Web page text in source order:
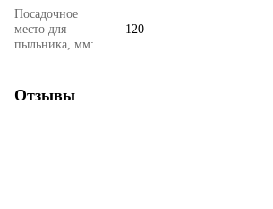
Посадочное
место для
пыльника, мм:
120
Отзывы